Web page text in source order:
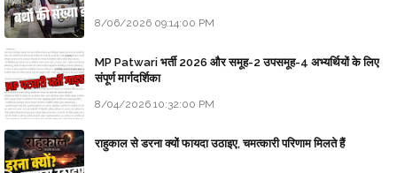
8/06/2026 09:14:00 PM
MP Patwari भर्ती 2026 और समूह-2 उपसमूह-4 अभ्यर्थियों के लिए
संपूर्ण मार्गदर्शिका
8/04/2026 10:32:00 PM
राहुकाल से डरना क्यों फायदा उठाइए, चमत्कारी परिणाम मिलते हैं